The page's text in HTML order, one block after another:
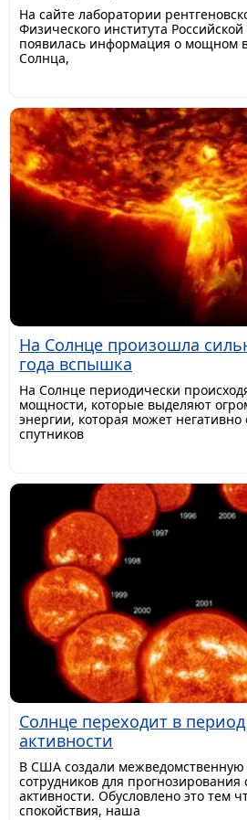
На сайте лаборатории
Физического института
появилась информация о мощном
Солнца,
На Солнце произошла
года вспышка
На Солнце периодически
мощности, которые выделяют
энергии, которая может негативно
спутников
Солнце переходит в
активности
В США создали межведомственную
сотрудников для прогнозирования
активности. Обусловлено это тем
спокойствия, наша